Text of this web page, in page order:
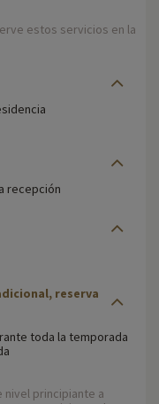
estos servicios en la
recepción
reserva
toda la temporada
nivel principiante a